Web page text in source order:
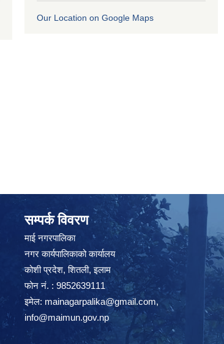
Our Location on Google Maps
सम्पर्क विवरण
माई नगरपालिका
नगर कार्यपालिकाको कार्यालय
कोशी प्रदेश, शितली, इलाम
फोन नं. : 9852639111
इमेल: mainagarpalika@gmail.com,
info@maimun.gov.np